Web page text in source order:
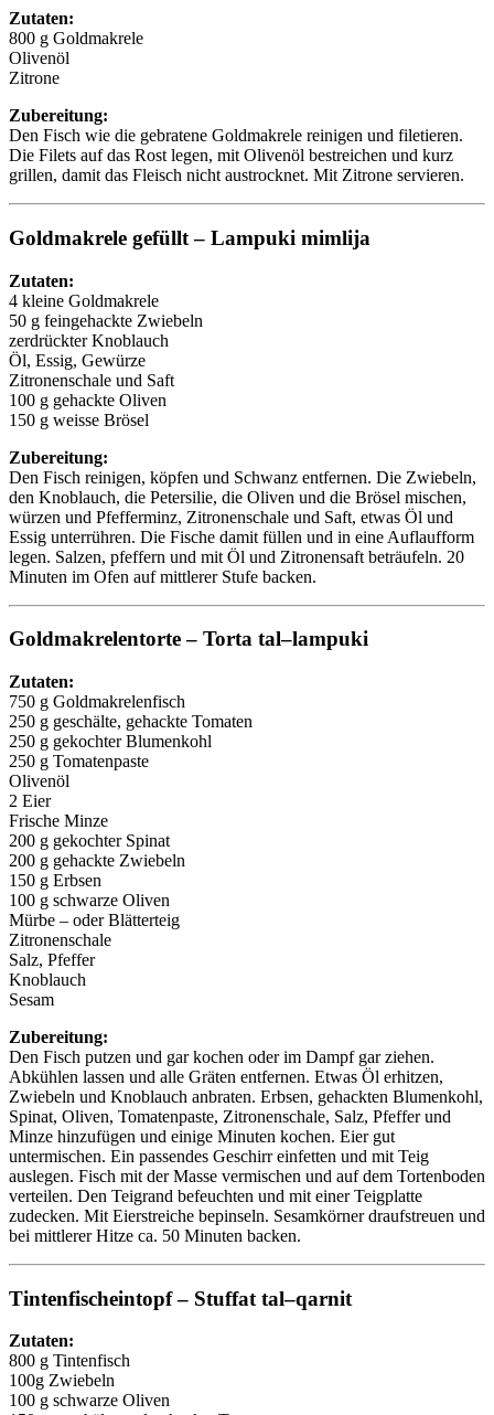
Zutaten:
800 g Goldmakrele
Olivenöl
Zitrone
Zubereitung:
Den Fisch wie die gebratene Goldmakrele reinigen und filetieren.
Die Filets auf das Rost legen, mit Olivenöl bestreichen und kurz
grillen, damit das Fleisch nicht austrocknet. Mit Zitrone servieren.
Goldmakrele gefüllt – Lampuki mimlija
Zutaten:
4 kleine Goldmakrele
50 g feingehackte Zwiebeln
zerdrückter Knoblauch
Öl, Essig, Gewürze
Zitronenschale und Saft
100 g gehackte Oliven
150 g weisse Brösel
Zubereitung:
Den Fisch reinigen, köpfen und Schwanz entfernen. Die Zwiebeln,
den Knoblauch, die Petersilie, die Oliven und die Brösel mischen,
würzen und Pfefferminz, Zitronenschale und Saft, etwas Öl und
Essig unterrühren. Die Fische damit füllen und in eine Auflaufform
legen. Salzen, pfeffern und mit Öl und Zitronensaft beträufeln. 20
Minuten im Ofen auf mittlerer Stufe backen.
Goldmakrelentorte – Torta tal–lampuki
Zutaten:
750 g Goldmakrelenfisch
250 g geschälte, gehackte Tomaten
250 g gekochter Blumenkohl
250 g Tomatenpaste
Olivenöl
2 Eier
Frische Minze
200 g gekochter Spinat
200 g gehackte Zwiebeln
150 g Erbsen
100 g schwarze Oliven
Mürbe – oder Blätterteig
Zitronenschale
Salz, Pfeffer
Knoblauch
Sesam
Zubereitung:
Den Fisch putzen und gar kochen oder im Dampf gar ziehen.
Abkühlen lassen und alle Gräten entfernen. Etwas Öl erhitzen,
Zwiebeln und Knoblauch anbraten. Erbsen, gehackten Blumenkohl,
Spinat, Oliven, Tomatenpaste, Zitronenschale, Salz, Pfeffer und
Minze hinzufügen und einige Minuten kochen. Eier gut
untermischen. Ein passendes Geschirr einfetten und mit Teig
auslegen. Fisch mit der Masse vermischen und auf dem Tortenboden
verteilen. Den Teigrand befeuchten und mit einer Teigplatte
zudecken. Mit Eierstreiche bepinseln. Sesamkörner draufstreuen und
bei mittlerer Hitze ca. 50 Minuten backen.
Tintenfischeintopf – Stuffat tal–qarnit
Zutaten:
800 g Tintenfisch
100g Zwiebeln
100 g schwarze Oliven